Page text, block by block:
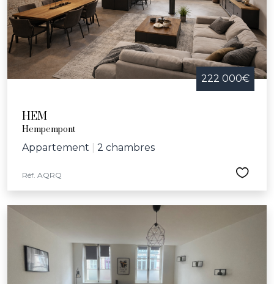
222 000€
HEM
Hempempont
Appartement 2 chambres
Réf. AQRQ